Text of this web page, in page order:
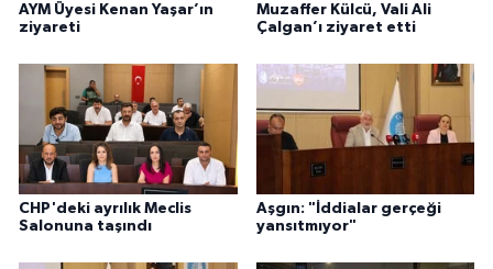
AYM Üyesi Kenan Yaşar’ın
ziyareti
Muzaffer Külcü, Vali Ali
Çalgan’ı ziyaret etti
CHP'deki ayrılık Meclis
Salonuna taşındı
Aşgın: "İddialar gerçeği
yansıtmıyor"